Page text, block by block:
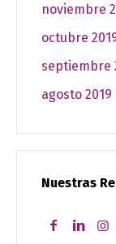
noviembre
octubre
septiembre
agosto 2019
Nuestras